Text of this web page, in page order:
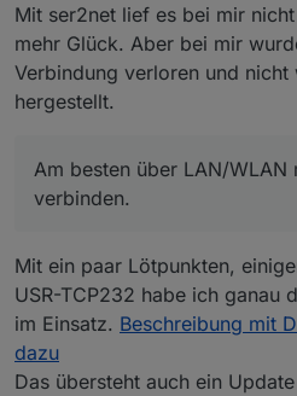
Mit ser2net lief es bei mir
mehr Glück. Aber bei mir
Verbindung verloren und
hergestellt.
Am besten über LAN/WLAN
verbinden.
Mit ein paar Lötpunkten,
USR-TCP232 habe ich ganau
im Einsatz. Beschreibung mit
dazu
Das übersteht auch ein